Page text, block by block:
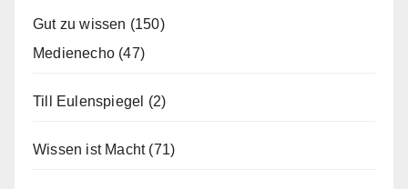
Gut zu wissen (150)
Medienecho (47)
Till Eulenspiegel (2)
Wissen ist Macht(71)